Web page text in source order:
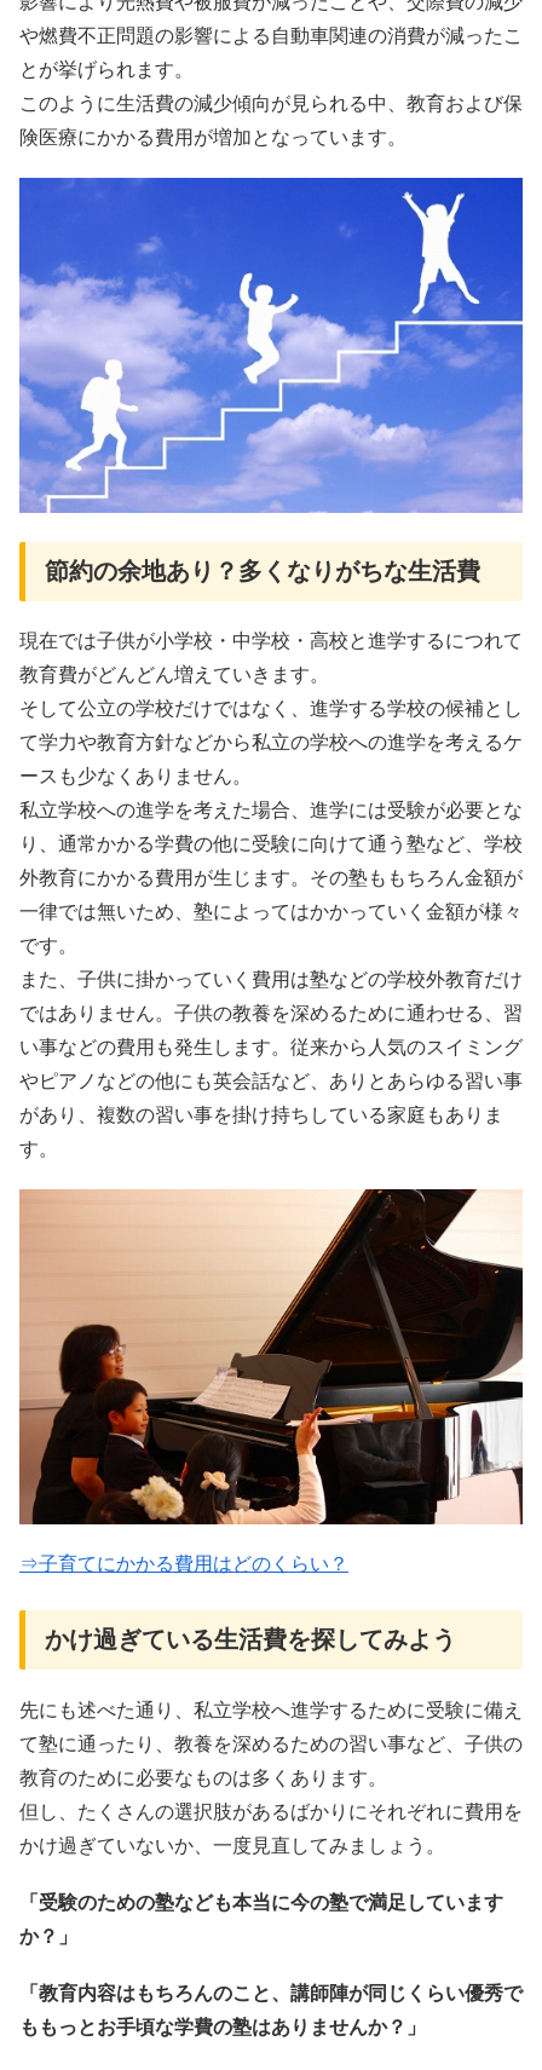
や燃費不正問題の影響による自動車関連の消費が減ったこ
とが挙げられます。
このように生活費の減少傾向が見られる中、 教育および保
険医療にかかる費用が増加となっています。
節約の余地あり？多くなりがちな生活費
現在では子供が小学校・中学校・高校と進学するにつれて
教育費がどんどん増えていきます。
そして公立の学校だけではなく、進学する学校の候補とし
て学力や教育方針などから私立の学校への進学を考えるケ
ースも少なくありません。
私立学校への進学を考えた場合、進学には受験が必要とな
り、通常かかる学費の他に受験に向けて通う塾など、学校
外教育にかかる費用が生じます。その塾ももちろん金額が
一律では無いため、塾によってはかかっていく金額が様々
です。
また、子供に掛かっていく費用は塾などの学校外教育だけ
ではありません。子供の教養を深めるために通わせる、習
い事などの費用も発生します。従来から人気のスイミング
やピアノなどの他にも英会話など、ありとあらゆる習い事
があり、複数の習い事を掛け持ちしている家庭もありま
す。
⇒子育てにかかる費用はどのくらい？
かけ過ぎている生活費を探してみよう
先にも述べた通り、私立学校へ進学するために受験に備え
て塾に通ったり、教養を深めるための習い事など、子供の
教育のために必要なものは多くあります。
但し、たくさんの選択肢があるばかりにそれぞれに費用を
かけ過ぎていないか、一度見直してみましょう。
「受験のための塾なども本当に今の塾で満足しています
か？」
「教育内容はもちろんのこと、講師陣が同じくらい優秀で
ももっとお手頃な学費の塾はありませんか？」